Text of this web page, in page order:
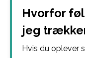
Hvorfor
jeg
Hvis du oplever